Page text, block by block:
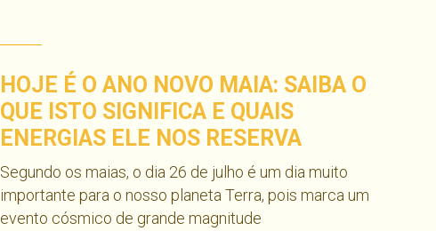
HOJE É O ANO NOVO MAIA: SAIBA O
QUE ISTO SIGNIFICA E QUAIS
ENERGIAS ELE NOS RESERVA
Segundo os maias, o dia 26 de julho é um dia muito
importante para o nosso planeta Terra, pois marca um
evento cósmico de grande magnitude